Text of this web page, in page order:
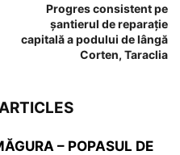
Progres consistent pe
șantierul de reparație
capitală a podului de lângă
Corten, Taraclia
– POPASUL DE